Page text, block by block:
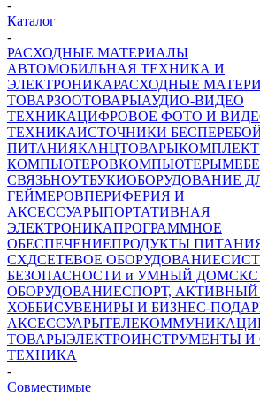
-
Каталог
-
РАСХОДНЫЕ МАТЕРИАЛЫ
АВТОМОБИЛЬНАЯ ТЕХНИКА И
ЭЛЕКТРОНИКАРАСХОДНЫЕ
ТОВАРЗООТОВАРЫАУДИО-ВИДЕО
ТЕХНИКАЦИФРОВОЕ ФОТО И
ТЕХНИКАИСТОЧНИКИ
ПИТАНИЯКАНЦТОВАРЫ
КОМПЬЮТЕРОВКОМПЬЮТЕРЫ
СВЯЗЬНОУТБУКИОБОРУДОВАНИЕ
ГЕЙМЕРОВПЕРИФЕРИЯ И
АКСЕССУАРЫПОРТАТИВНАЯ
ЭЛЕКТРОНИКАПРОГРАММНОЕ
ОБЕСПЕЧЕНИЕПРОДУКТЫ
СХДСЕТЕВОЕ ОБОРУДОВАНИЕ
БЕЗОПАСНОСТИ и УМНЫЙ ДОМ
ОБОРУДОВАНИЕСПОРТ,
ХОББИСУВЕНИРЫ И БИЗНЕС-
АКСЕССУАРЫ
ТОВАРЫЭЛЕКТРОИНСТРУМЕНТЫ И
ТЕХНИКА
-
Совместимые